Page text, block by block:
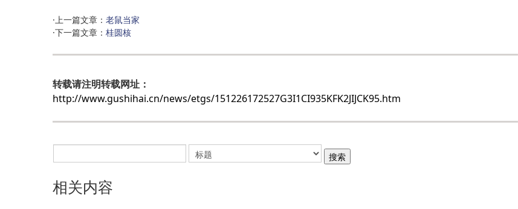
·上一篇文章： 老鼠当家
·下一篇文章： 桂圆核
转载请注明转载网址：
http://www.gushihai.cn/news/etgs/151226172527G3I1CI935KFK2JIJCK95.htm
相关内容